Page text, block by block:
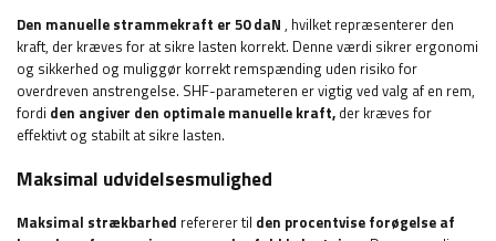
Den manuelle strammekraft er 50 daN , hvilket repræsenterer den
kraft, der kræves for at sikre lasten korrekt. Denne værdi sikrer ergonomi
og sikkerhed og muliggør korrekt remspænding uden risiko for
overdreven anstrengelse. SHF-parameteren er vigtig ved valg af en rem,
fordi den angiver den optimale manuelle kraft, der kræves for
effektivt og stabilt at sikre lasten.
Maksimal udvidelsesmulighed
Maksimal strækbarhed refererer til den procentvise forøgelse af